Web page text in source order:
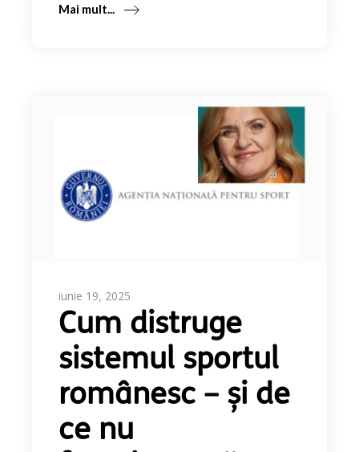
Mai mult...
iunie 19, 2025
Cum distruge
sistemul sportul
românesc – și de
ce nu